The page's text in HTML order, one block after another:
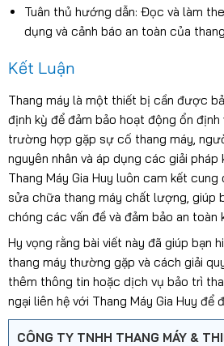
Tuân thủ hướng dẫn: Đọc và làm
dụng và cảnh báo an toàn của
Kết Luận
Thang máy là một thiết bị cần được
định kỳ để đảm bảo hoạt động ổn định
trường hợp gặp sự cố thang máy,
nguyên nhân và áp dụng các giải
Thang Máy Gia Huy luôn cam kết
sửa chữa thang máy chất lượng, giúp
chóng các vấn đề và đảm bảo an toàn
Hy vọng rằng bài viết này đã giúp bạn
thang máy thường gặp và cách giải
thêm thông tin hoặc dịch vụ bảo trì
ngại liên hệ với Thang Máy Gia Huy
CÔNG TY TNHH THANG MÁY &